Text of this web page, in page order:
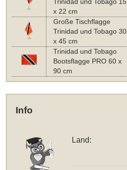
Trinidad und Tobago 15
x 22 cm
Große Tischflagge
Trinidad und Tobago 30
x 45 cm
Trinidad und Tobago
Bootsflagge PRO 60 x
90 cm
Info
Land: